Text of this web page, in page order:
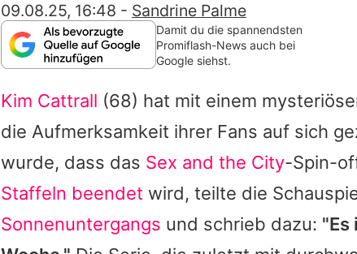
Familie & Liebe
Alle Themen auf
App
Team
09.08.25, 16:48 - Sandrine Palme
Damit du die spannendsten
Promiflash-News auch bei
Google siehst.
Kim Cattrall (68) hat mit einem
die Aufmerksamkeit ihrer Fans auf sich
wurde, dass das Sex and the City-Spin-
Staffeln beendet wird, teilte die
Sonnenuntergangs und schrieb dazu: "Es